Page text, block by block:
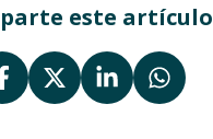
este artículo